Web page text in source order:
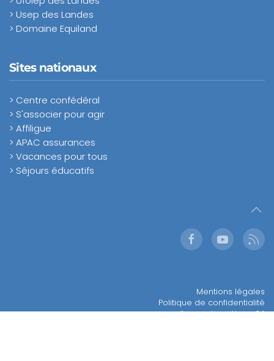
> Usep des Landes
> Domaine Equiland
Sites nationaux
> Centre confédéral
> S'associer pour agir
> Affiligue
> APAC assurances
> Vacances pour tous
> Séjours éducatifs
Mentions légales
Politique de confidentialité
Conception :Ligue 24